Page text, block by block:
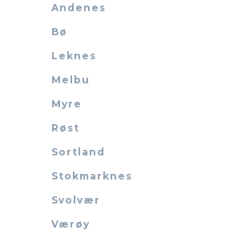
Andenes
Bø
Leknes
Melbu
Myre
Røst
Sortland
Stokmarknes
Svolvær
Værøy